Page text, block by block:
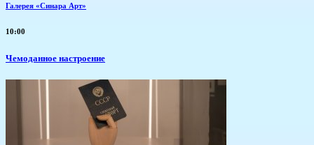
Галерея «Синара Арт»
10:00
Чемоданное настроение